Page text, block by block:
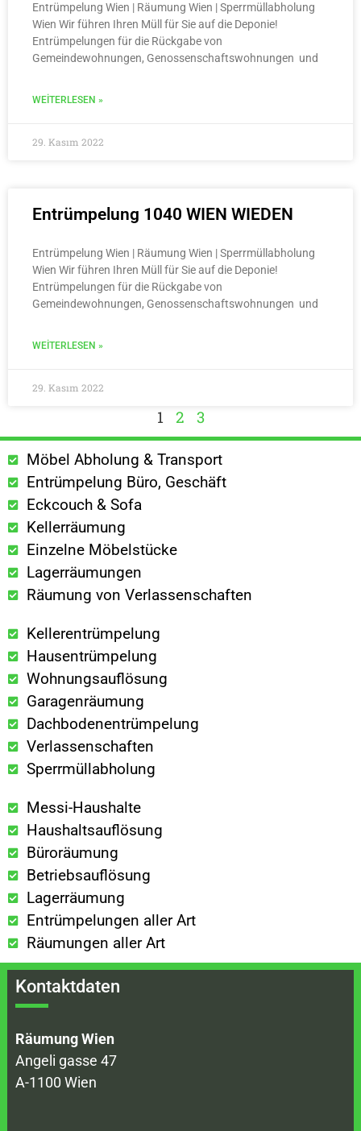
Entrümpelung Wien | Räumung Wien | Sperrmüllabholung
Wien Wir führen Ihren Müll für Sie auf die Deponie!
Entrümpelungen für die Rückgabe von
Gemeindewohnungen, Genossenschaftswohnungen und
WEITERLESEN »
29. Kasım 2022
Entrümpelung 1040 WIEN WIEDEN
Entrümpelung Wien | Räumung Wien | Sperrmüllabholung
Wien Wir führen Ihren Müll für Sie auf die Deponie!
Entrümpelungen für die Rückgabe von
Gemeindewohnungen, Genossenschaftswohnungen und
WEITERLESEN »
29. Kasım 2022
1 2 3
Möbel Abholung & Transport
Entrümpelung Büro, Geschäft
Eckcouch & Sofa
Kellerräumung
Einzelne Möbelstücke
Lagerräumungen
Räumung von Verlassenschaften
Kellerentrümpelung
Hausentrümpelung
Wohnungsauflösung
Garagenräumung
Dachbodenentrümpelung
Verlassenschaften
Sperrmüllabholung
Messi-Haushalte
Haushaltsauflösung
Büroräumung
Betriebsauflösung
Lagerräumung
Entrümpelungen aller Art
Räumungen aller Art
Kontaktdaten
Räumung Wien
Angeli gasse 47
A-1100 Wien